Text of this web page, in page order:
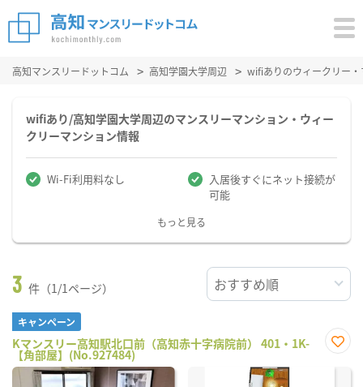
高知マンスリードットコム 高知学園大学周辺 wifiありのウィークリー
wifiあり/高知学園大学周辺のマンスリーマンション・ウィー
クリーマンション情報
Wi-Fi利用料なし
入居後すぐにネット接続が
可能
もっと見る
3 件（1/1ページ）
キャンペーン
Kマンスリー高知駅北口前（高知赤十字病院前） 401・1K-
【角部屋】(No.927484)
に入